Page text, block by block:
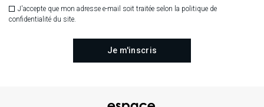
J'accepte que mon adresse e-mail soit traitée selon la politique de
confidentialité du site.